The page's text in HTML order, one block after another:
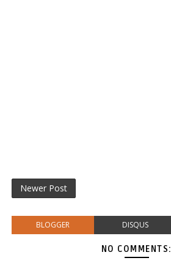
Newer Post
BLOGGER DISQUS
NO COMMENTS: